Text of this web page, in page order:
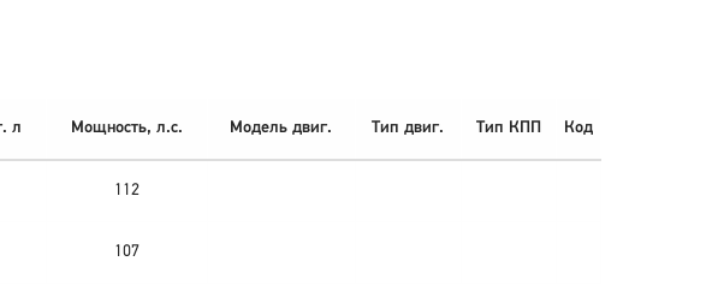
л Мощность, л.с. Модель двиг. Тип двиг. Тип КПП Код
112
107